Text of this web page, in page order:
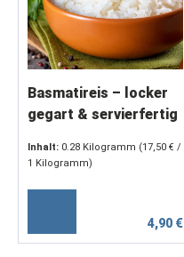
Basmatireis – locker
gegart & servierfertig
Inhalt: 0.28 Kilogramm (17,50 € /
1 Kilogramm)
4,90 €